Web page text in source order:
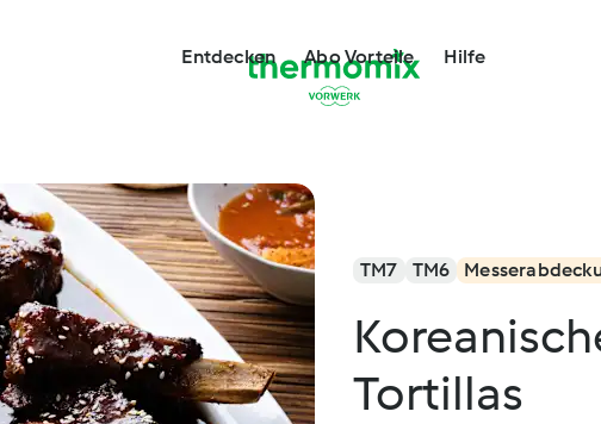
Entdecken Abo Vorteile Hilfe
TM7 TM6
Tortillas